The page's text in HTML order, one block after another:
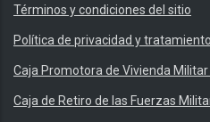
Términos y condiciones del sitio
Política de privacidad y
Caja Promotora de Vivienda Militar
Caja de Retiro de las Fuerzas